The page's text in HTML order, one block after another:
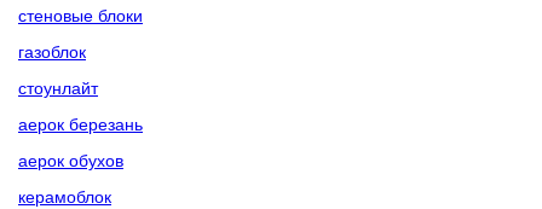
стеновые блоки
газоблок
стоунлайт
аерок березань
аерок обухов
керамоблок